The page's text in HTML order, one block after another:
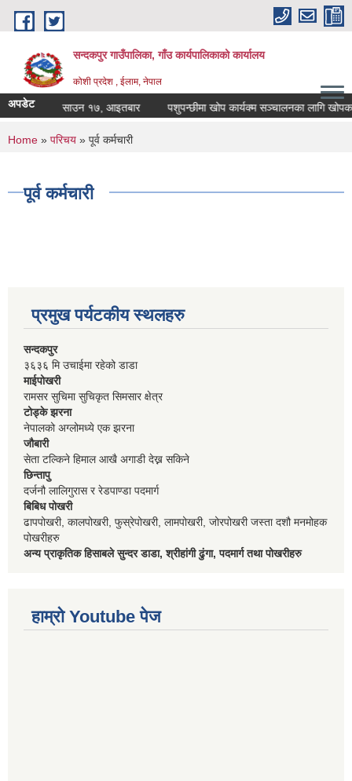
Skip to main content
सन्दकपुर गाउँपालिका, गाँउ कार्यपालिकाको कार्यालय
कोशी प्रदेश , ईलाम, नेपाल
अपडेट२०८३ साउन १७, आइतबार पशुपन्छीमा खोप कार्यक्म सञ्चालनका लागि
You are here
Home » परिचय » पूर्व कर्मचारी
पूर्व कर्मचारी
प्रमुख पर्यटकीय स्थलहरु
सन्दकपुर
३६३६ मि उचाईमा रहेको डाडा
माईपोखरी
रामसर सुचिमा सुचिकृत सिमसार क्षेत्र
टोड्के झरना
नेपालको अग्लोमध्ये एक झरना
जौबारी
सेता टल्किने हिमाल आखै अगाडी देख्न सकिने
छिन्तापु
दर्जनौ लालिगुरास र रेडपाण्डा पदमार्ग
बिबिध पोखरी
ढापपोखरी, कालपोखरी, फुस्रेपोखरी, लामपोखरी, जोरपोखरी जस्ता दशौ मनमोहक
पोखरीहरु
अन्य प्राकृतिक हिसाबले सुन्दर डाडा, श्रीहांगी ढुंगा, पदमार्ग तथा पोखरीहरु
हाम्रो Youtube पेज